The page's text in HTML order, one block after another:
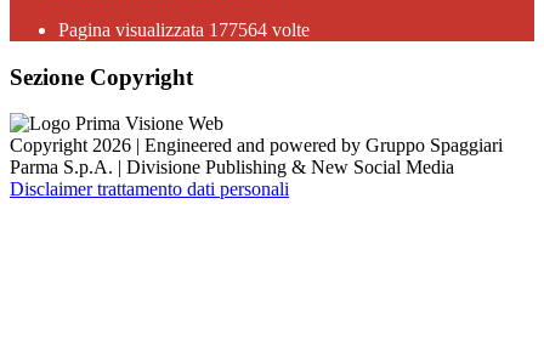
Pagina visualizzata 177564 volte
Sezione Copyright
Copyright 2026 | Engineered and powered by Gruppo Spaggiari
Parma S.p.A. | Divisione Publishing & New Social Media
Disclaimer trattamento dati personali